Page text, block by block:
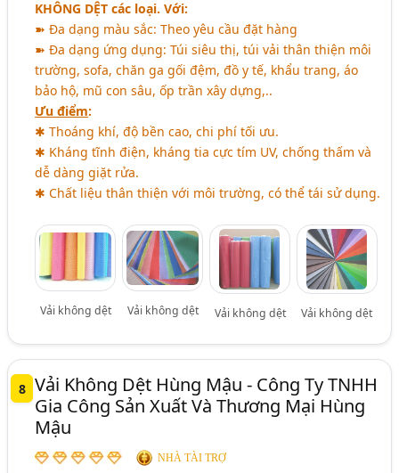
KHÔNG DỆT các loại. Với:
➽ Đa dạng màu sắc: Theo yêu cầu đặt hàng
➽ Đa dạng ứng dụng: Túi siêu thị, túi vải thân thiện môi
trường, sofa, chăn ga gối đệm, đồ y tế, khẩu trang, áo
bảo hộ, mũ con sâu, ốp trần xây dựng,..
Ưu điểm:
✱ Thoáng khí, độ bền cao, chi phí tối ưu.
✱ Kháng tĩnh điện, kháng tia cực tím UV, chống thấm và
dễ dàng giặt rửa.
✱ Chất liệu thân thiện với môi trường, có thể tái sử dụng.
Vải không dệt Vải không dệt Vải không dệt Vải không dệt
8 Vải Không Dệt Hùng Mậu - Công Ty TNHH
Gia Công Sản Xuất Và Thương Mại Hùng
Mậu
NHÀ TÀI TRỢ